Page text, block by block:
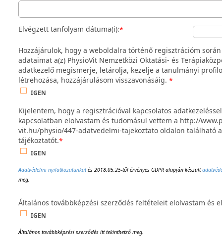
Elvégzett tanfolyam dátuma(i):*
Hozzájárulok, hogy a weboldalra történő regisztrációm
adataimat a(z) PhysioVit Nemzetközi Oktatási- és
adatkezelő megismerje, letárolja, kezelje a tanulmányi
létrehozása, hozzájárulásom visszavonásáig. *
IGEN
Kijelentem, hogy a regisztrációval kapcsolatos adatkezeléssel
kapcsolatban elolvastam és tudomásul vettem a http://
vit.hu/physio/447-adatvedelmi-tajekoztato oldalon található
tájékoztatót.*
IGEN
Adatvédelmi nyilatkozatunkatés 2018.05.25-től érvényes GDPR alapján készült
meg.
Általános továbbképzési szerződés feltételeit elolvastam és
IGEN
Általános továbbképzési szerződés itt tekinthetző meg.